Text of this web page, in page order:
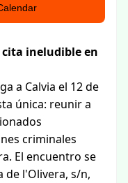
cita ineludible en
a Calvia el 12 de
única: reunir a
criminales
El encuentro se
de l'Olivera, s/n,